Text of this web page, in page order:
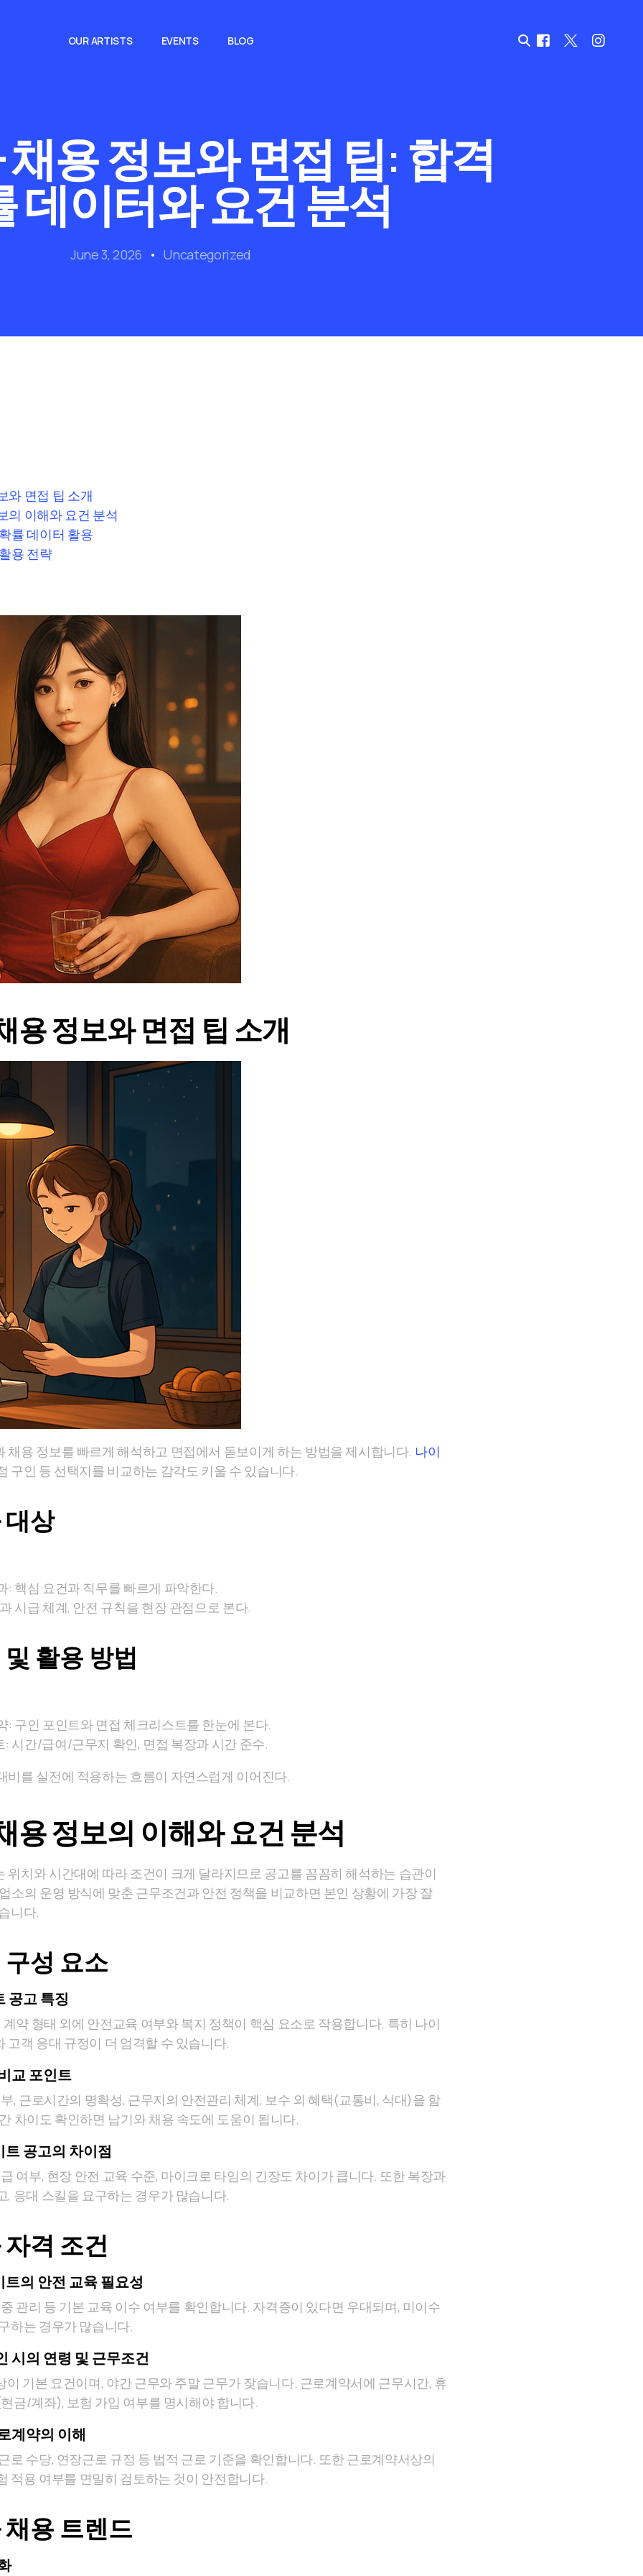
OUR ARTISTS EVENTS BLOG
용 정보와 면접 팁: 합격
데이터와 요건 분석
June 3, 2026 Uncategorized
와 면접 팁 소개
의 이해와 요건 분석
률 데이터 활용
용 전략
용 정보와 면접 팁 소개
채용 정보를 빠르게 해석하고 면접에서 돋보이게 하는 방법을 제시합니다. 나이
구인 등 선택지를 비교하는 감각도 키울 수 있습니다.
상
: 핵심 요건과 직무를 빠르게 파악한다.
시급 체계, 안전 규칙을 현장 관점으로 본다.
활용 방법
: 구인 포인트와 면접 체크리스트를 한눈에 본다.
시간/급여/근무지 확인, 면접 복장과 시간 준수.
비를 실전에 적용하는 흐름이 자연스럽게 이어진다.
용 정보의 이해와 요건 분석
위치와 시간대에 따라 조건이 크게 달라지므로 공고를 꼼꼼히 해석하는 습관이
소의 운영 방식에 맞춘 근무조건과 안전 정책을 비교하면 본인 상황에 가장 잘
니다.
성 요소
공고 특징
약 형태 외에 안전교육 여부와 복지 정책이 핵심 요소로 작용합니다. 특히 나이
고객 응대 규정이 더 엄격할 수 있습니다.
교 포인트
, 근로시간의 명확성, 근무지의 안전관리 체계, 보수 외 혜택(교통비, 식대)을 함
차이도 확인하면 납기와 채용 속도에 도움이 됩니다.
공고의 차이점
여부, 현장 안전 교육 수준, 마이크로 타임의 긴장도 차이가 큽니다. 또한 복장과
, 응대 스킬을 요구하는 경우가 많습니다.
격 조건
의 안전 교육 필요성
관리 등 기본 교육 이수 여부를 확인합니다. 자격증이 있다면 우대되며, 미이수
하는 경우가 많습니다.
시의 연령 및 근무조건
이 기본 요건이며, 야간 근무와 주말 근무가 잦습니다. 근로계약서에 근무시간, 휴
금/계좌), 보험 가입 여부를 명시해야 합니다.
계약의 이해
로 수당, 연장근로 규정 등 법적 근로 기준을 확인합니다. 또한 근로계약서상의
적용 여부를 면밀히 검토하는 것이 안전합니다.
용 트렌드